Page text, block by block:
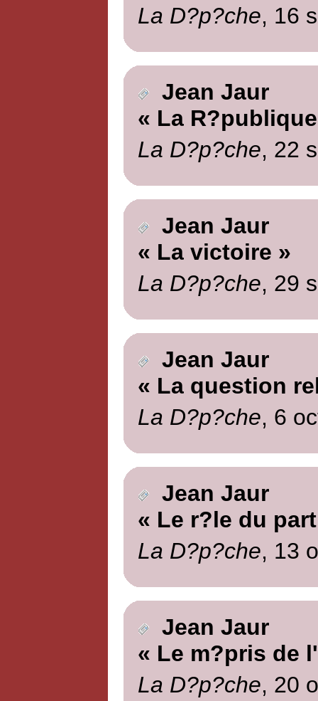
La D?p?che, 16
Jean Jaur
« La
La D?p?che, 22
Jean Jaur
« La victoire »
La D?p?che, 29
Jean Jaur
« La question
La D?p?che, 6
Jean Jaur
« Le r?le du
La D?p?che, 13
Jean Jaur
« Le m?pris de
La D?p?che, 20